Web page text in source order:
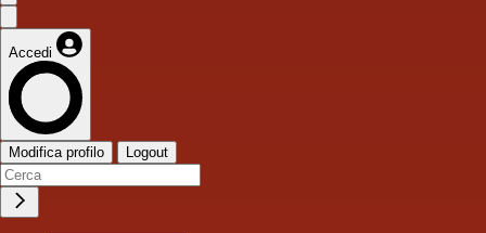
Accedi
Modifica profilo Logout